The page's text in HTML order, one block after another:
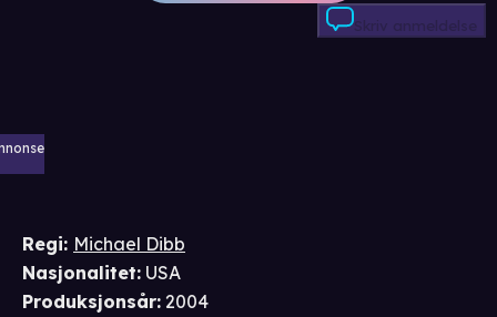
Skriv anmeldelse
Regi: Michael Dibb
Nasjonalitet: USA
Produksjonsår: 2004